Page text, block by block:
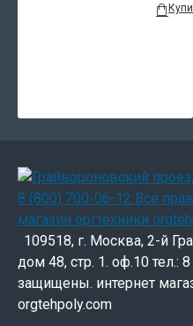
109518, г. Москва, 2-й
дом 48, стр. 1. оф.10 тел.:
защищены. интернет
orgtehpoly.com